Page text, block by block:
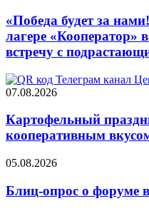
«Победа будет за
лагере «Кооператор»
встречу с
07.08.2026
Картофельный
кооперативным
05.08.2026
Блиц-опрос о форуме